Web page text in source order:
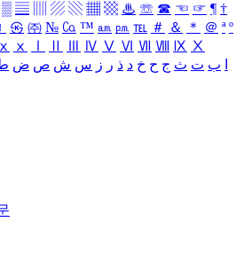
▒ ▤ ▨ ▧ ▦ ▩ ♨ ☏ ☎ ☜ ☞ ¶ †
㉿ ㈜ № ㏇ ™ ㏂ ㏘ ℡ ＃ ＆ ＊ ＠ ª º
ⅹ Ⅳ Ⅴ Ⅵ Ⅶ Ⅷ Ⅸ Ⅹ
ب ت ث ج ح خ د ذ ر ز س ش ص ض